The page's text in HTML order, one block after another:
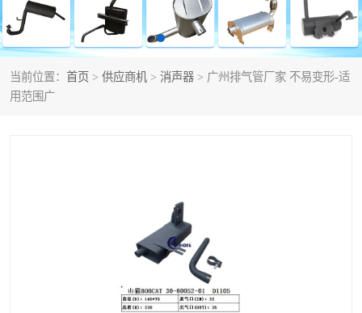
当前位置： 首页 > 供应商机 > 消声器 > 广州排气管厂家 不易变形-适
用范围广